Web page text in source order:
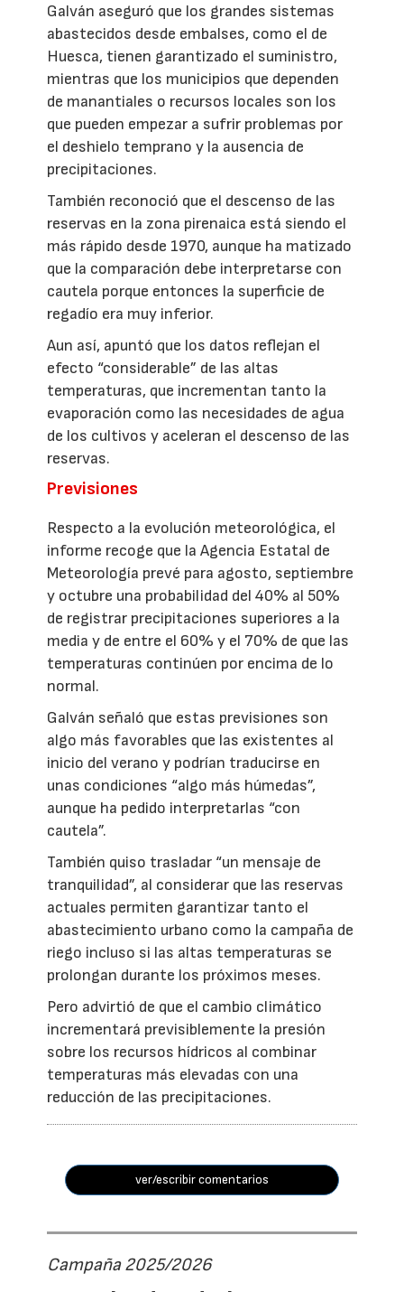
Galván aseguró que los grandes sistemas
abastecidos desde embalses, como el de
Huesca, tienen garantizado el suministro,
mientras que los municipios que dependen
de manantiales o recursos locales son los
que pueden empezar a sufrir problemas por
el deshielo temprano y la ausencia de
precipitaciones.
También reconoció que el descenso de las
reservas en la zona pirenaica está siendo el
más rápido desde 1970, aunque ha matizado
que la comparación debe interpretarse con
cautela porque entonces la superficie de
regadío era muy inferior.
Aun así, apuntó que los datos reflejan el
efecto “considerable” de las altas
temperaturas, que incrementan tanto la
evaporación como las necesidades de agua
de los cultivos y aceleran el descenso de las
reservas.
Previsiones
Respecto a la evolución meteorológica, el
informe recoge que la Agencia Estatal de
Meteorología prevé para agosto, septiembre
y octubre una probabilidad del 40% al 50%
de registrar precipitaciones superiores a la
media y de entre el 60% y el 70% de que las
temperaturas continúen por encima de lo
normal.
Galván señaló que estas previsiones son
algo más favorables que las existentes al
inicio del verano y podrían traducirse en
unas condiciones “algo más húmedas”,
aunque ha pedido interpretarlas “con
cautela”.
También quiso trasladar “un mensaje de
tranquilidad”, al considerar que las reservas
actuales permiten garantizar tanto el
abastecimiento urbano como la campaña de
riego incluso si las altas temperaturas se
prolongan durante los próximos meses.
Pero advirtió de que el cambio climático
incrementará previsiblemente la presión
sobre los recursos hídricos al combinar
temperaturas más elevadas con una
reducción de las precipitaciones.
ver/escribir comentarios
Campaña 2025/2026